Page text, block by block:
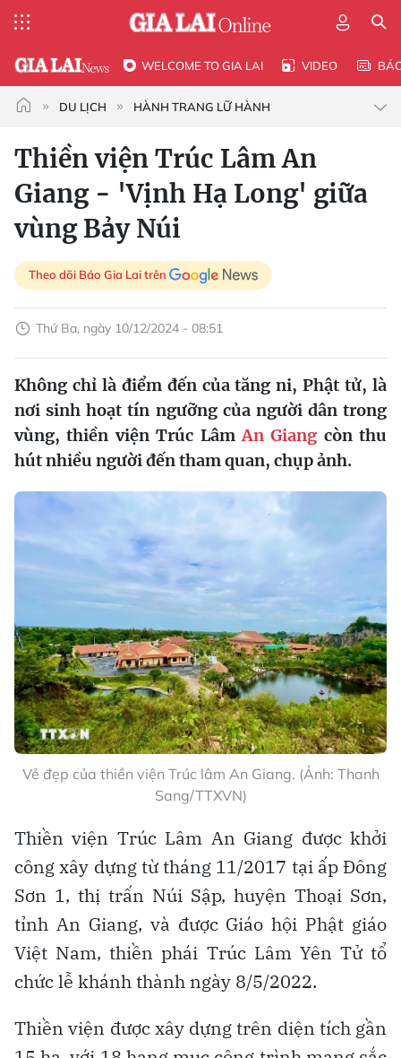
WELCOME TO GIA LAI VIDEO
DU LỊCH HÀNH TRANG LỮ HÀNH
Thiền viện Trúc Lâm An
Giang - 'Vịnh Hạ Long' giữa
vùng Bảy Núi
Theo dõi Báo Gia Lai trên
Thứ Ba, ngày 10/12/2024 - 08:51
Không chỉ là điểm đến của tăng ni, Phật tử, là
nơi sinh hoạt tín ngưỡng của người dân trong
vùng, thiền viện Trúc LâmAn Giang còn thu
hút nhiều người đến tham quan, chụp ảnh.
Vẻ đẹp của thiền viện Trúc lâm An Giang. (Ảnh: Thanh
Sang/TTXVN)
Thiền viện Trúc Lâm An Giang được khởi
công xây dựng từ tháng 11/2017 tại ấp Đông
Sơn 1, thị trấn Núi Sập, huyện Thoại Sơn,
tỉnh An Giang, và được Giáo hội Phật giáo
Việt Nam, thiền phái Trúc Lâm Yên Tử tổ
chức lễ khánh thành ngày 8/5/2022.
Thiền viện được xây dựng trên diện tích gần